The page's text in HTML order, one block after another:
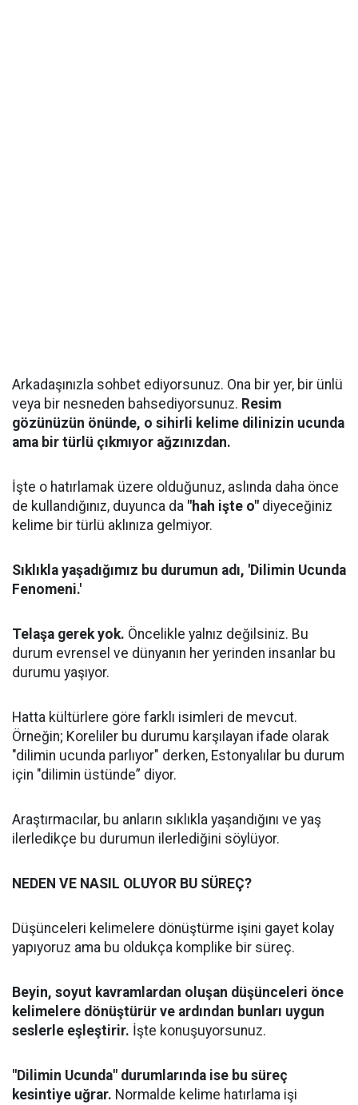
Arkadaşınızla sohbet ediyorsunuz. Ona bir yer, bir ünlü
veya bir nesneden bahsediyorsunuz. Resim
gözünüzün önünde, o sihirli kelime dilinizin ucunda
ama bir türlü çıkmıyor ağzınızdan.
İşte o hatırlamak üzere olduğunuz, aslında daha önce
de kullandığınız, duyunca da "hah işte o" diyeceğiniz
kelime bir türlü aklınıza gelmiyor.
Sıklıkla yaşadığımız bu durumun adı, 'Dilimin Ucunda
Fenomeni.'
Telaşa gerek yok. Öncelikle yalnız değilsiniz. Bu
durum evrensel ve dünyanın her yerinden insanlar bu
durumu yaşıyor.
Hatta kültürlere göre farklı isimleri de mevcut.
Örneğin; Koreliler bu durumu karşılayan ifade olarak
"dilimin ucunda parlıyor" derken, Estonyalılar bu durum
için "dilimin üstünde” diyor.
Araştırmacılar, bu anların sıklıkla yaşandığını ve yaş
ilerledikçe bu durumun ilerlediğini söylüyor.
NEDEN VE NASIL OLUYOR BU SÜREÇ?
Düşünceleri kelimelere dönüştürme işini gayet kolay
yapıyoruz ama bu oldukça komplike bir süreç.
Beyin, soyut kavramlardan oluşan düşünceleri önce
kelimelere dönüştürür ve ardından bunları uygun
seslerle eşleştirir. İşte konuşuyorsunuz.
"Dilimin Ucunda" durumlarında ise bu süreç
kesintiye uğrar. Normalde kelime hatırlama işi